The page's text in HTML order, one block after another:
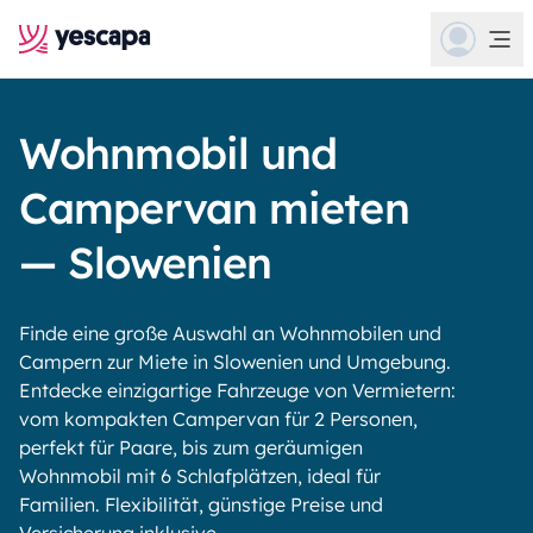
Wohnmobil und
Campervan mieten
— Slowenien
Finde eine große Auswahl an Wohnmobilen und
Campern zur Miete in Slowenien und Umgebung.
Entdecke einzigartige Fahrzeuge von Vermietern:
vom kompakten Campervan für 2 Personen,
perfekt für Paare, bis zum geräumigen
Wohnmobil mit 6 Schlafplätzen, ideal für
Familien. Flexibilität, günstige Preise und